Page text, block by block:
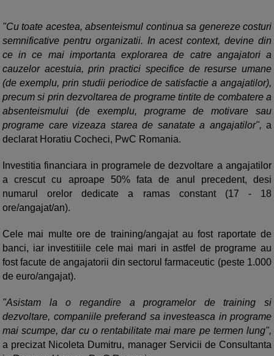
"Cu toate acestea, absenteismul continua sa genereze costuri
semnificative pentru organizatii. In acest context, devine din
ce in ce mai importanta explorarea de catre angajatori a
cauzelor acestuia, prin practici specifice de resurse umane
(de exemplu, prin studii periodice de satisfactie a angajatilor),
precum si prin dezvoltarea de programe tintite de combatere a
absenteismului (de exemplu, programe de motivare sau
programe care vizeaza starea de sanatate a angajatilor", a
declarat Horatiu Cocheci, PwC Romania.
Investitia financiara in programele de dezvoltare a angajatilor
a crescut cu aproape 50% fata de anul precedent, desi
numarul orelor dedicate a ramas constant (17 - 18
ore/angajat/an).
Cele mai multe ore de training/angajat au fost raportate de
banci, iar investitiile cele mai mari in astfel de programe au
fost facute de angajatorii din sectorul farmaceutic (peste 1.000
de euro/angajat).
"Asistam la o regandire a programelor de training si
dezvoltare, companiile preferand sa investeasca in programe
mai scumpe, dar cu o rentabilitate mai mare pe termen lung",
a precizat Nicoleta Dumitru, manager Servicii de Consultanta